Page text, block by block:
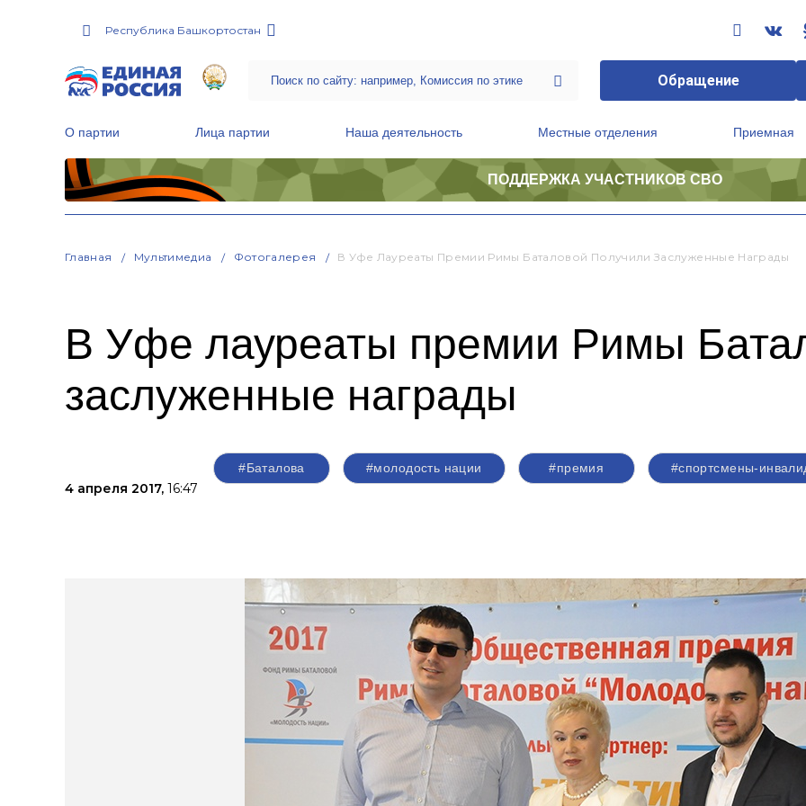
Республика Башкортостан
Обращение
О партии Лица партии Наша деятельность Местные отделения Приемная
ПОДДЕРЖКА УЧАСТНИКОВ СВО
Главная Мультимедиа Фотогалерея В Уфе Лауреаты Премии Римы Баталовой Получили Заслуженные Награды
В Уфе лауреаты премии Римы
заслуженные награды
4 апреля 2017, 16:47
#Баталова #молодость нации #премия #спортсмены-